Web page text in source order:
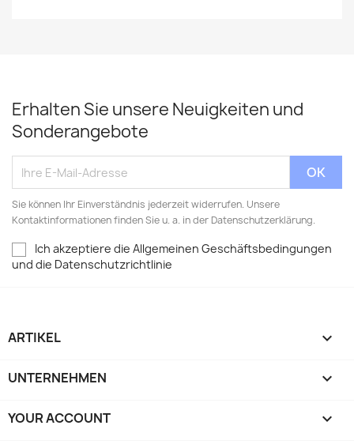
Erhalten Sie unsere Neuigkeiten und
Sonderangebote
Sie können Ihr Einverständnis jederzeit widerrufen. Unsere
Kontaktinformationen finden Sie u. a. in der Datenschutzerklärung.
Ich akzeptiere die Allgemeinen Geschäftsbedingungen
und die Datenschutzrichtlinie
ARTIKEL 
UNTERNEHMEN 
YOUR ACCOUNT 